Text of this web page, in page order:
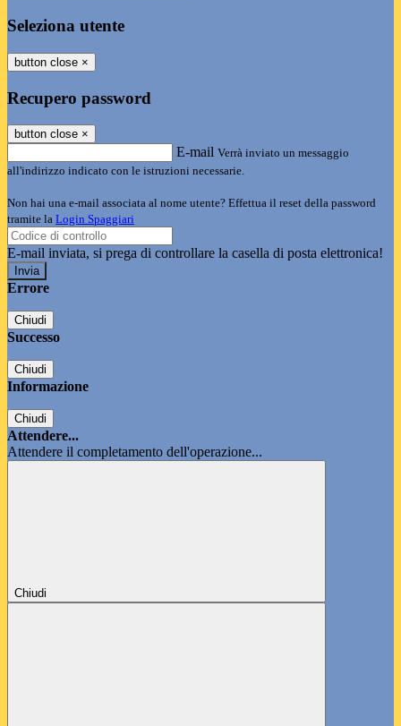
Seleziona utente
button close ×
Recupero password
button close ×
E-mail Verrà inviato un messaggio
all'indirizzo indicato con le istruzioni necessarie.
Non hai una e-mail associata al nome utente? Effettua il reset della password
tramite la Login Spaggiari
E-mail inviata, si prega di controllare la casella di posta elettronica!
Errore
Chiudi
Successo
Chiudi
Informazione
Chiudi
Attendere...
Attendere il completamento dell'operazione...
Chiudi